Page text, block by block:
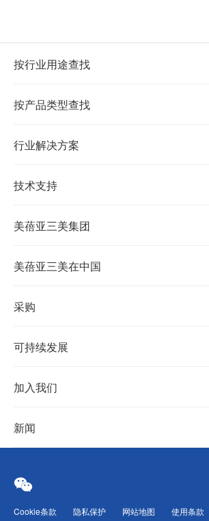
按行业用途查找
按产品类型查找
行业解决方案
技术支持
美蓓亚三美集团
美蓓亚三美在中国
采购
可持续发展
加入我们
新闻
Cookie条款 隐私保护 网站地图 使用条款